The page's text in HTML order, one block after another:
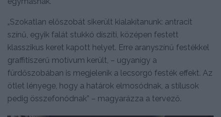
„Szokatlan előszobát sikerült kialakítanunk: antracit
színű, egyik falát stukkó díszíti, középen festett
klasszikus keret kapott helyet. Erre aranyszínű festékkel
graffitiszerű motívum került, – ugyanígy a
fürdőszobában is megjelenik a lecsorgó festék effekt. Az
ötlet lényege, hogy a határok elmosódnak, a stílusok
pedig összefonódnak” – magyarázza a tervező.